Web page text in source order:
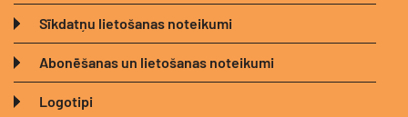
Sīkdatņu lietošanas noteikumi
Abonēšanas un lietošanas noteikumi
Logotipi